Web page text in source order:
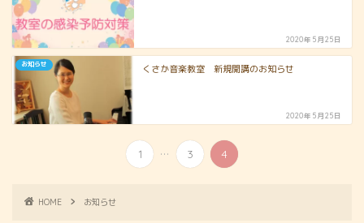
2020年5月25日
お知らせ くさか音楽教室 新規開講のお知らせ
2020年5月25日
1 ... 3 4
HOME お知らせ